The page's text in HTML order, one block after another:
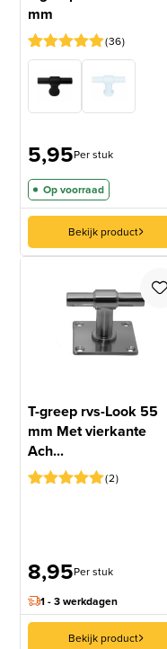
mm
Gewaardeerd
4.97op 5
gebaseerd
36
36
5,95Per stuk
Op voorraad
Bekijk product
T-greep rvs-Look 55
mm Met vierkante
Ach...
2
8,95Per stuk
1 - 3 werkdagen
Bekijk product